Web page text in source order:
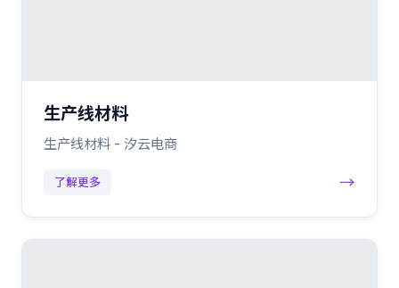
生产线材料
生产线材料 - 汐云电商
了解更多 →